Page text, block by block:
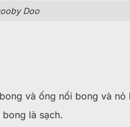
Doo
và ống nối bong và
là sạch.